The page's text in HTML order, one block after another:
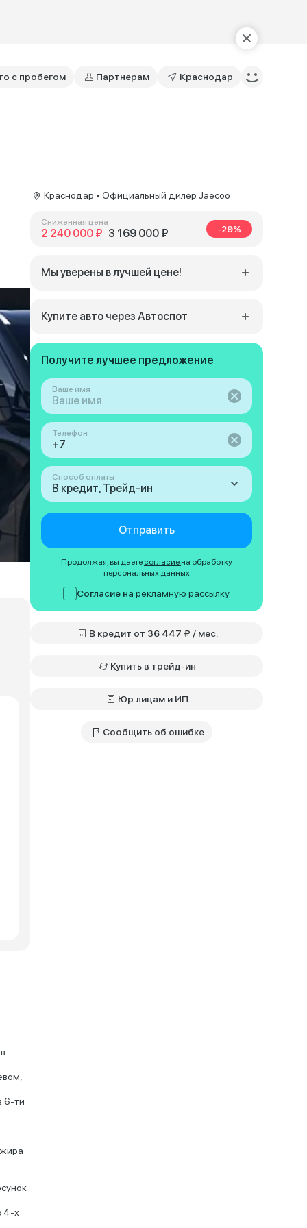
с пробегом Партнерам Краснодар
6-ти
4-х
Краснодар • Официальный дилер Jaecoo
Сниженная цена
2 240 000 ₽ 3 169 000 ₽ -29%
Мы уверены в лучшей цене!
Купите авто через Автоспот
Получите лучшее предложение
Ваше имя
Телефон
Способ оплаты
В кредит, Трейд-ин
Отправить
Продолжая, вы даете согласие на обработку
персональных данных
Согласие нарекламную рассылку
В кредит от 36 447 ₽ / мес.
Купить в трейд-ин
Юр.лицам и ИП
Сообщить об ошибке